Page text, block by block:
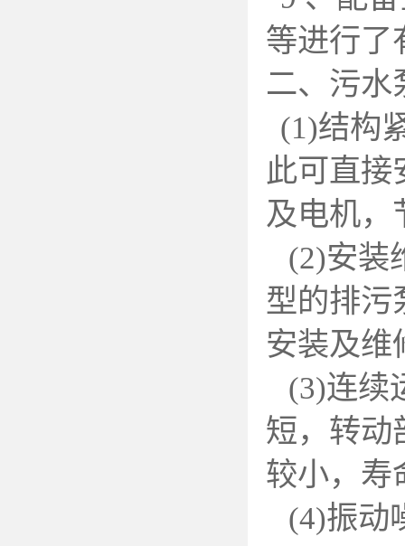
等进行了
二、污水
(1)结构
此可直接
及电机，
(2)安装
型的排污
安装及维
(3)连续
短，转动
较小，寿
(4)振动